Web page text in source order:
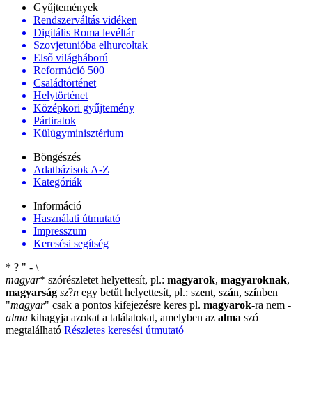
Gyűjtemények
Rendszerváltás vidéken
Digitális Roma levéltár
Szovjetunióba elhurcoltak
Első világháború
Reformáció 500
Családtörténet
Helytörténet
Középkori gyűjtemény
Pártiratok
Külügyminisztérium
Böngészés
Adatbázisok A-Z
Kategóriák
Információ
Használati útmutató
Impresszum
Keresési segítség
* ? " - \
magyar* szórészletet helyettesít, pl.: magyarok, magyaroknak,
magyarság sz?n egy betűt helyettesít, pl.: szent, szán, színben
"magyar" csak a pontos kifejezésre keres pl. magyarok-ra nem -
alma kihagyja azokat a találatokat, amelyben az alma szó
megtalálható Részletes keresési útmutató